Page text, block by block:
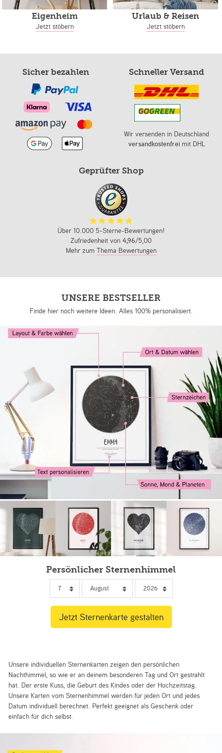
Eigenheim
Jetzt stöbern
Urlaub & Reisen
Jetzt stöbern
Sicher bezahlen Schneller Versand
Wir versenden in Deutschland
versandkostenfreimit DHL
Geprüfter Shop
Über 10.000 5-Sterne-Bewertungen!
Zufriedenheit von 4,96/5,00
Mehr zum Thema Bewertungen
UNSERE BESTSELLER
Finde hier noch weitere Ideen. Alles 100% personalisiert.
Persönlicher Sternenhimmel
Unsere individuellen Sternenkarten zeigen den persönlichen
Nachthimmel, so wie er an deinem besonderen Tag und Ort gestrahlt
hat. Der erste Kuss, die Geburt des Kindes oder der Hochzeitstag.
Unsere Karten vom Sternenhimmel werden für jeden Ort und jedes
Datum individuell berechnet. Perfekt geeignet als Geschenk oder
einfach für dich selbst.